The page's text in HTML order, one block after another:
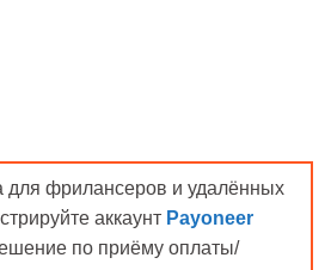
для фрилансеров и удалённых
аккаунт Payoneer
по приёму оплаты/